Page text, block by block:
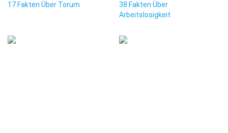
17 Fakten Über Torum
38 Fakten Über
Arbeitslosigkeit